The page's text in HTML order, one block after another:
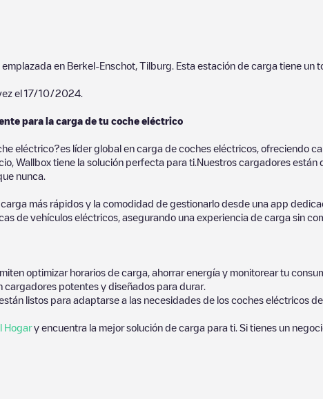
en Berkel-Enschot Tilburg . Esta estación de carga tiene un
el 17/10/2024
para la carga de tu coche eléctrico
eléctrico?es líder global en carga de coches eléctricos, ofreciendo
Wallbox tiene la solución perfecta para ti.Nuestros cargadores
nunca.
más rápidos y la comodidad de gestionarlo desde una app
de vehículos eléctricos, asegurando una experiencia de carga sin
optimizar horarios de carga, ahorrar energía y monitorear tu
cargadores potentes y diseñados para durar.
listos para adaptarse a las necesidades de los coches eléctricos
Hogary encuentra la mejor solución de carga para ti. Si tienes un